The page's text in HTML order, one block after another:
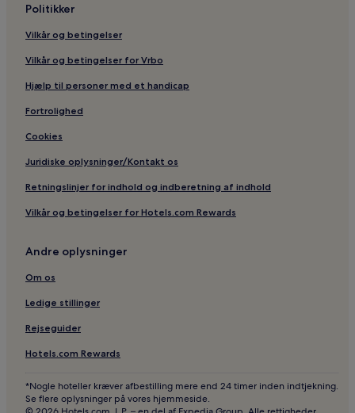
B&B i Formia
Hoteller i Sabaudia
Lejligheder i Minturno
2-Stjernede hoteller i Minturno
Hoteller med pool i Rom
Hoteller med parkering i Rom
Hoteller med fitnesscenter i Rom
Hoteller med gratis morgenmad i Rom
Kæledyrsvenlige hoteller i Rom
Villaer i Rom
Lejligheder i Rom
Lejlighedshoteller i Rom
Campingpladser i Rom
Gæstehuse i Rom
B&B i Rom
Kroer i Rom
Politikker
Vilkår og betingelser
Vilkår og betingelser for Vrbo
Hjælp til personer med et handicap
Fortrolighed
Cookies
Juridiske oplysninger/Kontakt os
Retningslinjer for indhold og indberetning af indhold
Vilkår og betingelser for Hotels.com Rewards
Andre oplysninger
Om os
Ledige stillinger
Rejseguider
Hotels.com Rewards
*Nogle hoteller kræver afbestilling mere end 24 timer inden indtjekning.
Se flere oplysninger på vores hjemmeside.